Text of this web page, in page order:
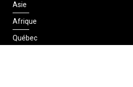
Asie
Afrique
Québec